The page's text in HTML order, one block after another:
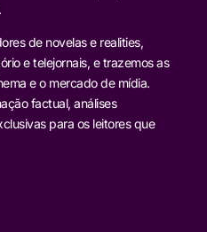
de novelas e realities,
e telejornais, e trazemos as
e o mercado de mídia.
factual, análises
para os leitores que